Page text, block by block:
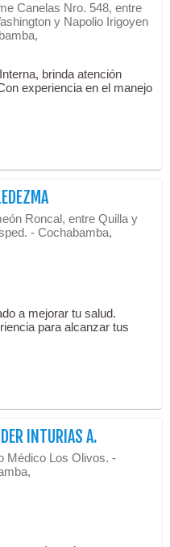
Canelas Nro. 548, entre
y Napolio Irigoyen
brinda atención
experiencia en el manejo
Roncal, entre Quilla y
- Cochabamba,
a mejorar tu salud.
para alcanzar tus
INTURIAS A.
Médico Los Olivos. -